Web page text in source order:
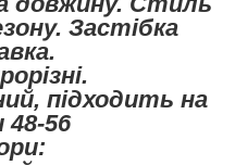
Застібка
підходить на
48-56